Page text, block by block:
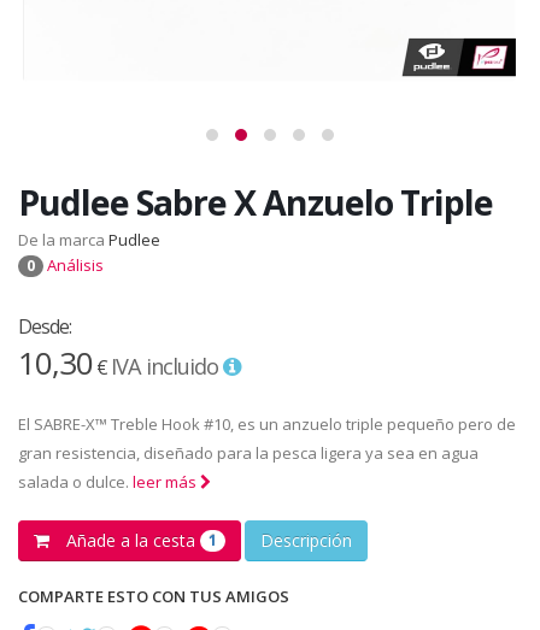
Pudlee Sabre X Anzuelo Triple
De la marca Pudlee
0 Análisis
Desde:
10,30€ IVA incluido
El SABRE-X™ Treble Hook #10, es un anzuelo triple pequeño pero de
gran resistencia, diseñado para la pesca ligera ya sea en agua
salada o dulce. leer más
Añade a la cesta 1 Descripción
COMPARTE ESTO CON TUS AMIGOS